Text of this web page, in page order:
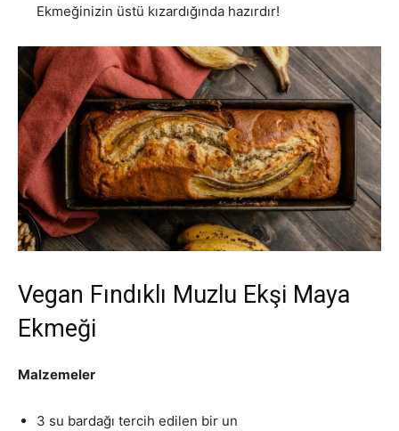
Ekmeğinizin üstü kızardığında hazırdır!
Vegan Fındıklı Muzlu Ekşi Maya
Ekmeği
Malzemeler
3 su bardağı tercih edilen bir un